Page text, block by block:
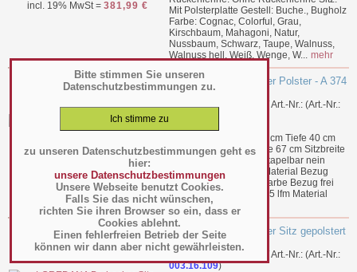
Bitte stimmen Sie unseren
Datenschutzbestimmungen zu.
zu unseren Datenschutzbestimmungen geht es
hier:
unsere Datenschutzbestimmungen
Unsere Webseite benutzt Cookies.
Falls Sie das nicht wünschen,
richten Sie ihren Browser so ein, dass er
Cookies ablehnt.
Einen fehlerfreien Betrieb der Seite
können wir dann aber nicht gewährleisten.
incl. 19% MwSt = 381,99 €
Mit Polsterplatte Gestell: Buche., Bugholz
Farbe: Cognac, Colorful, Grau,
Kirschbaum, Mahagoni, Natur,
Nussbaum, Schwarz, Taupe, Walnuss,
Walnuss hell, Weiß, Wenge, W... mehr
329,00 €
391,51 €
LOREDANA Barhocker Polster - A 374
UW_269
Hersteller: AGS Möbel / Art.-Nr.: (Art.-Nr.:
Breite 40 cm Höhe 114 cm Tiefe 40 cm
Gewicht 8,6 kg Sitzhöhe 67 cm Sitzbreite
42 cm Sitztiefe 40 cm stapelbar nein
Einsatzbereich Innen Material Bezug
Stoff oder Kunstleder Farbe Bezug frei
wählbar Stoffbedarf 0,55 lfm Material
Ge...mehr
LOREDANA Barhocker Sitz gepolstert
- A 370 UW_269
Hersteller: AGS Möbel / Art.-Nr.: (Art.-Nr.:
003.16.109)